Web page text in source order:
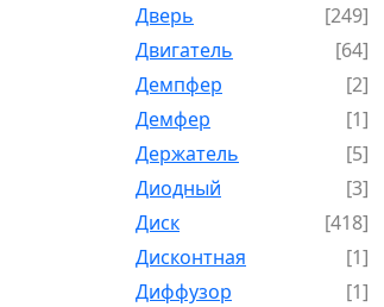
Дверь
[249]
Двигатель
[64]
Демпфер
[2]
Демфер
[1]
Держатель
[5]
Диодный
[3]
Диск
[418]
Дисконтная
[1]
Диффузор
[1]